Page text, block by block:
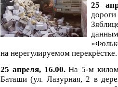
25
на нерегулируемом перекрёстке.
25 апреля, 16.00.На 5-м
Баташи (ул. Лазурная, 2 в